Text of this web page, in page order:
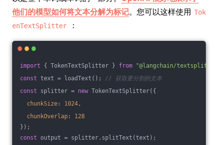
他们的模型如何将文本分解为标记。您可以这样使用 Tok
enTextSplitter
：
import { TokenTextSplitter } from
"@langchain/
const text = loadText(); // 获取要分割的文本
const splitter = new TokenTextSplitter({
chunkSize : 1024,
chunkOverlap : 128
});
const output = splitter.splitText(text);